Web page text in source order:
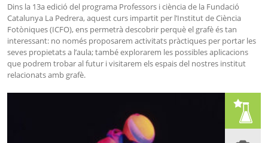
Dins la 13a edició del programa Professors i ciència de la Fundació
Catalunya La Pedrera, aquest curs impartit per l’Institut de Ciència
Fotòniques (ICFO), ens permetrà descobrir perquè el grafè és tan
interessant: no només proposarem activitats pràctiques per portar les
seves propietats a l’aula; també explorarem les possibles aplicacions
que podrem trobar al futur i visitarem els espais del nostres institut
relacionats amb grafè.